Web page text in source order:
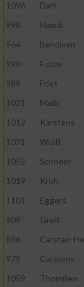
1096
Dahl
998
Haack
964
Bendixen
990
Fuchs
989
Fries
1031
Malik
1012
Karstens
1071
Wulff
1052
Schnoor
1019
Kroh
1101
Eggers
909
Groß
886
Carsten-
975
Carstens
1059
Thomßen
Verwendung
Erstellung von
Verwendung
Messung der
Messung der
oder
Entwicklung
von Inhalten